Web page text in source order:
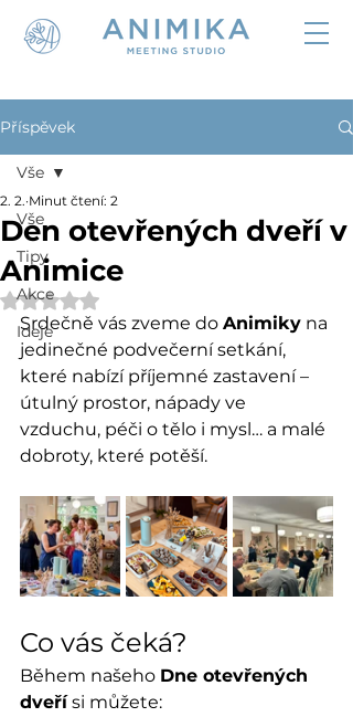
Příspěvek
Vše
Tipy
Akce
Ideje
Vše
Den otevřených dveří v
Animice
2. 2. Minut čtení: 2
Hodnoceno NaN z 5 hvězdiček.
Srdečně vás zveme do Animiky na
jedinečné podvečerní setkání,
které nabízí příjemné zastavení –
útulný prostor, nápady ve
vzduchu, péči o tělo i mysl… a malé
dobroty, které potěší.
Co vás čeká?
Během našeho Dne otevřených
dveří si můžete: